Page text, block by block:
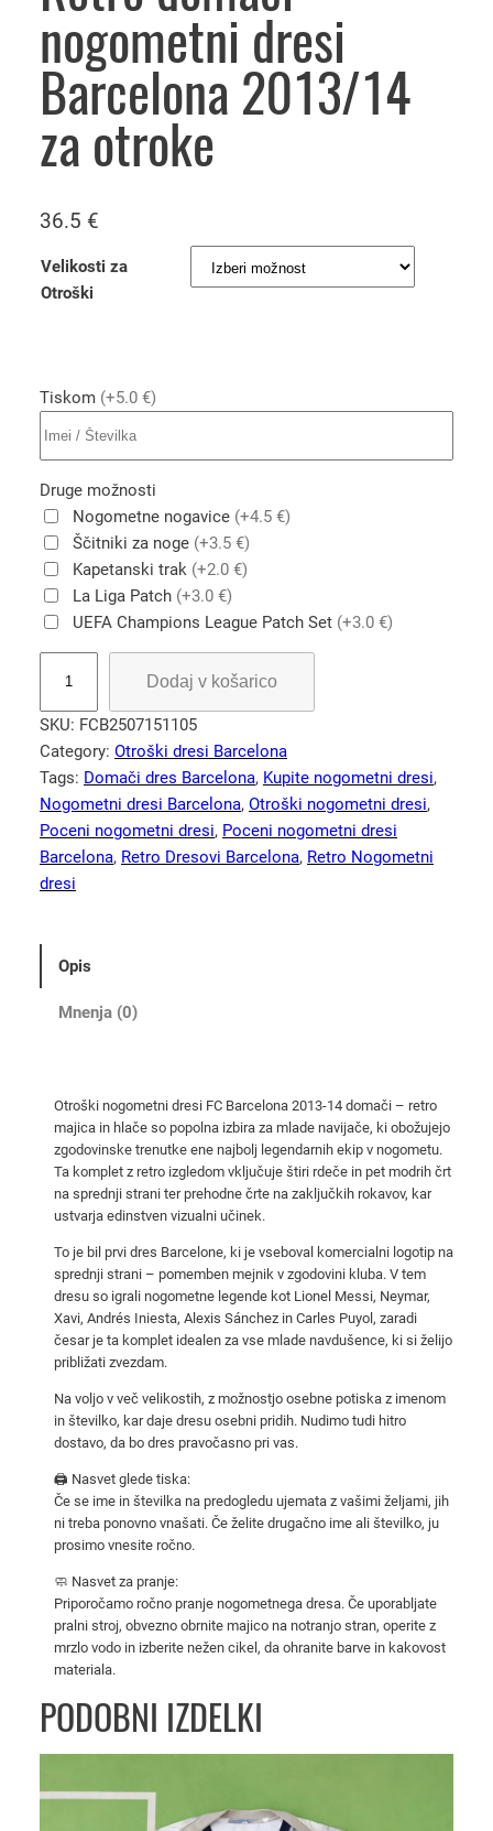
nogometni dresi
Barcelona 2013/14
za otroke
36.5 €
Velikosti za
Otroški
Tiskom (+5.0 €)
Druge možnosti
Nogometne nogavice (+4.5 €)
Ščitniki za noge (+3.5 €)
Kapetanski trak (+2.0 €)
La Liga Patch (+3.0 €)
UEFA Champions League Patch Set (+3.0 €)
t
r
o
d
o
m
a
4
o
Dodaj v košarico
SKU: FCB2507151105
Category: Otroški dresi Barcelona
Tags: Domači dres Barcelona, Kupite nogometni dresi
Nogometni dresi Barcelona, Otroški nogometni dresi
Poceni nogometni dresi, Poceni nogometni dresi
Barcelona, Retro Dresovi Barcelona, Retro Nogometni
dresi
Opis
Mnenja (0)
Otroški nogometni dresi FC Barcelona 2013-14 domači – retro
majica in hlače so popolna izbira za mlade navijače, ki obožujejo
zgodovinske trenutke ene najbolj legendarnih ekip v nogometu.
Ta komplet z retro izgledom vključuje štiri rdeče in pet modrih črt
na sprednji strani ter prehodne črte na zaključkih rokavov, kar
ustvarja edinstven vizualni učinek.
To je bil prvi dres Barcelone, ki je vseboval komercialni logotip na
sprednji strani – pomemben mejnik v zgodovini kluba. V tem
dresu so igrali nogometne legende kot Lionel Messi, Neymar,
Xavi, Andrés Iniesta, Alexis Sánchez in Carles Puyol, zaradi
česar je ta komplet idealen za vse mlade navdušence, ki si želijo
približati zvezdam.
Na voljo v več velikostih, z možnostjo osebne potiska z imenom
in številko, kar daje dresu osebni pridih. Nudimo tudi hitro
dostavo, da bo dres pravočasno pri vas.
🖨️ Nasvet glede tiska:
Če se ime in številka na predogledu ujemata z vašimi željami, jih
ni treba ponovno vnašati. Če želite drugačno ime ali številko, ju
prosimo vnesite ročno.
🧼 Nasvet za pranje:
Priporočamo ročno pranje nogometnega dresa. Če uporabljate
pralni stroj, obvezno obrnite majico na notranjo stran, operite z
mrzlo vodo in izberite nežen cikel, da ohranite barve in kakovost
materiala.
PODOBNI IZDELKI